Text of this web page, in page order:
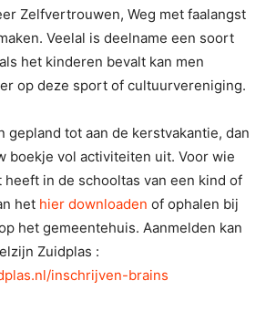
Zelfvertrouwen, Weg met faalangst
Veelal is deelname een soort
het kinderen bevalt kan men
op deze sport of cultuurvereniging.
gepland tot aan de kerstvakantie, dan
boekje vol activiteiten uit. Voor wie
in de schooltas van een kind of
het hier downloaden of ophalen bij
het gemeentehuis. Aanmelden kan
Zuidplas :
inschrijven-brains